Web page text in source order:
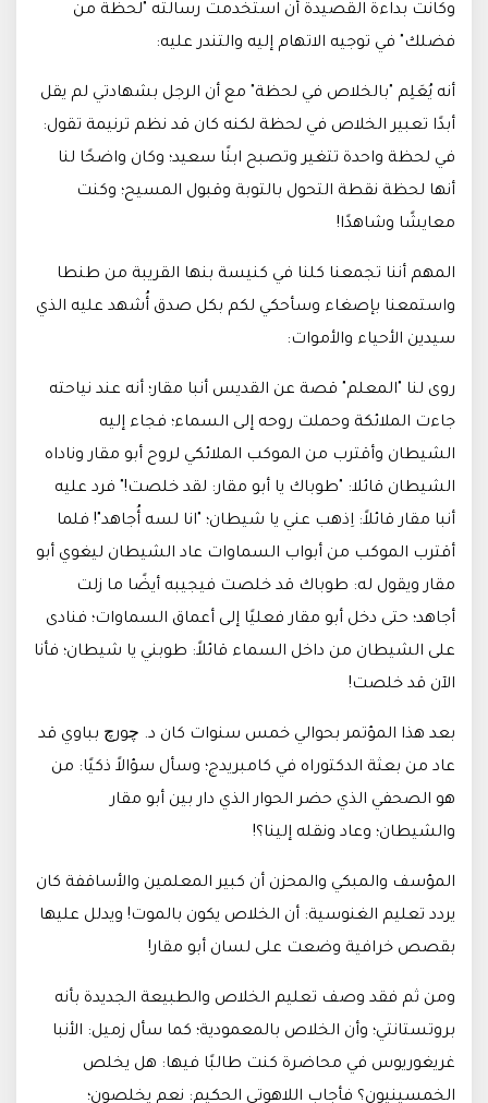
وكانت بداءة القصيدة أن استخدمت رسالته "لحظة من
فضلك" في توجيه الاتهام إليه والتندر عليه:
أنه يُعَلِم "بالخلاص في لحظة" مع أن الرجل بشهادتي لم يقل
أبدًا تعبير الخلاص في لحظة لكنه كان قد نظم ترنيمة تقول:
في لحظة واحدة تتغير وتصبح ابنًا سعيد؛ وكان واضحًا لنا
أنها لحظة نقطة التحول بالتوبة وقبول المسيح؛ وكنت
معايشًا وشاهدًا!
المهم أننا تجمعنا كلنا في كنيسة بنها القريبة من طنطا
واستمعنا بإصغاء وسأحكي لكم بكل صدق أُشهد عليه الذي
سيدين الأحياء والأموات:
روى لنا "المعلم" قصة عن القديس أنبا مقار؛ أنه عند نياحته
جاءت الملائكة وحملت روحه إلى السماء؛ فجاء إليه
الشيطان وأقترب من الموكب الملائكي لروح أبو مقار وناداه
الشيطان قائلا: "طوباك يا أبو مقار: لقد خلصت!" فرد عليه
أنبا مقار قائلاً: اِذهب عني يا شيطان؛ "انا لسه أُجاهد"! فلما
أقترب الموكب من أبواب السماوات عاد الشيطان ليغوي أبو
مقار ويقول له: طوباك قد خلصت فيجيبه أيضًا ما زلت
أجاهد؛ حتى دخل أبو مقار فعليًا إلى أعماق السماوات؛ فنادى
على الشيطان من داخل السماء قائلاً: طوبني يا شيطان؛ فأنا
الآن قد خلصت!
بعد هذا المؤتمر بحوالي خمس سنوات كان د. چورچ بباوي قد
عاد من بعثة الدكتوراه في كامبريدج؛ وسأل سؤالاً ذكيًا: من
هو الصحفي الذي حضر الحوار الذي دار بين أبو مقار
والشيطان؛ وعاد ونقله إلينا؟!
المؤسف والمبكي والمحزن أن كبير المعلمين والأساقفة كان
يردد تعليم الغنوسية: أن الخلاص يكون بالموت! ويدلل عليها
بقصص خرافية وضعت على لسان أبو مقار!
ومن ثم فقد وصف تعليم الخلاص والطبيعة الجديدة بأنه
بروتستانتي؛ وأن الخلاص بالمعمودية؛ كما سأل زميل: الأنبا
غريغوريوس في محاضرة كنت طالبًا فيها: هل يخلص
الخمسينيون؟ فأجاب اللاهوتي الحكيم: نعم يخلصون؛